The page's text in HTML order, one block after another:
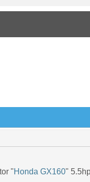
"Honda GX160"